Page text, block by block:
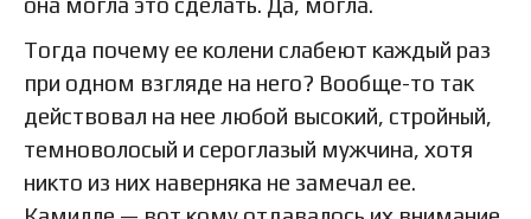
Тогда почему ее колени слабеют каждый раз
при одном взгляде на него? Вообще-то так
действовал на нее любой высокий, стройный,
темноволосый и сероглазый мужчина, хотя
никто из них наверняка не замечал ее.